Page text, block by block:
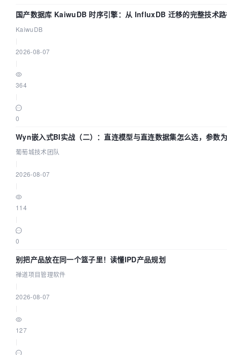
国产数据库 KaiwuDB 时序引擎：从 InfluxDB 迁移的完整技术
KaiwuDB
2026-08-07
364
0
Wyn嵌入式BI实战（二）：直连模型与直连数据集怎么选，参数
生效？| 葡萄城技术团队
葡萄城技术团队
2026-08-07
114
0
别把产品放在同一个篮子里！读懂IPD产品规划
禅道项目管理软件
2026-08-07
127